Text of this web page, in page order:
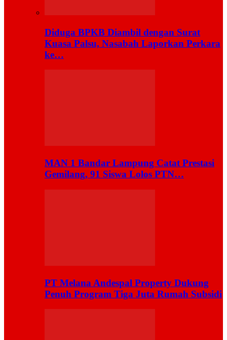
Diduga BPKB Diambil dengan Surat
Kuasa Palsu, Nasabah Laporkan Perkara
ke…
MAN 1 Bandar Lampung Catat Prestasi
Gemilang, 91 Siswa Lolos PTN…
PT Melana Andespal Property Dukung
Penuh Program Tiga Juta Rumah Subsidi